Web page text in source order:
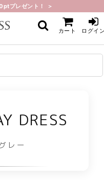
プレゼント！ ＞
カート ログイ
DRESS
レー